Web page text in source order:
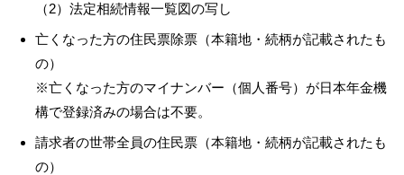
（2）法定相続情報一覧図の写し
亡くなった方の住民票除票（本籍地・続柄が記載されたも
の）
※亡くなった方のマイナンバー（個人番号）が日本年金機
構で登録済みの場合は不要。
請求者の世帯全員の住民票（本籍地・続柄が記載されたも
の）